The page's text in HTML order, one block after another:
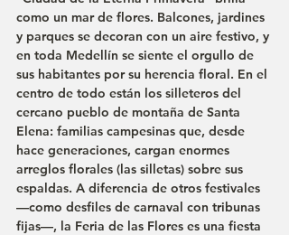
como un mar de flores. Balcones, jardines
y parques se decoran con un aire festivo, y
en toda Medellín se siente el orgullo de
sus habitantes por su herencia floral. En el
centro de todo están los silleteros del
cercano pueblo de montaña de Santa
Elena: familias campesinas que, desde
hace generaciones, cargan enormes
arreglos florales (las silletas) sobre sus
espaldas. A diferencia de otros festivales
—como desfiles de carnaval con tribunas
fijas—, la Feria de las Flores es una fiesta